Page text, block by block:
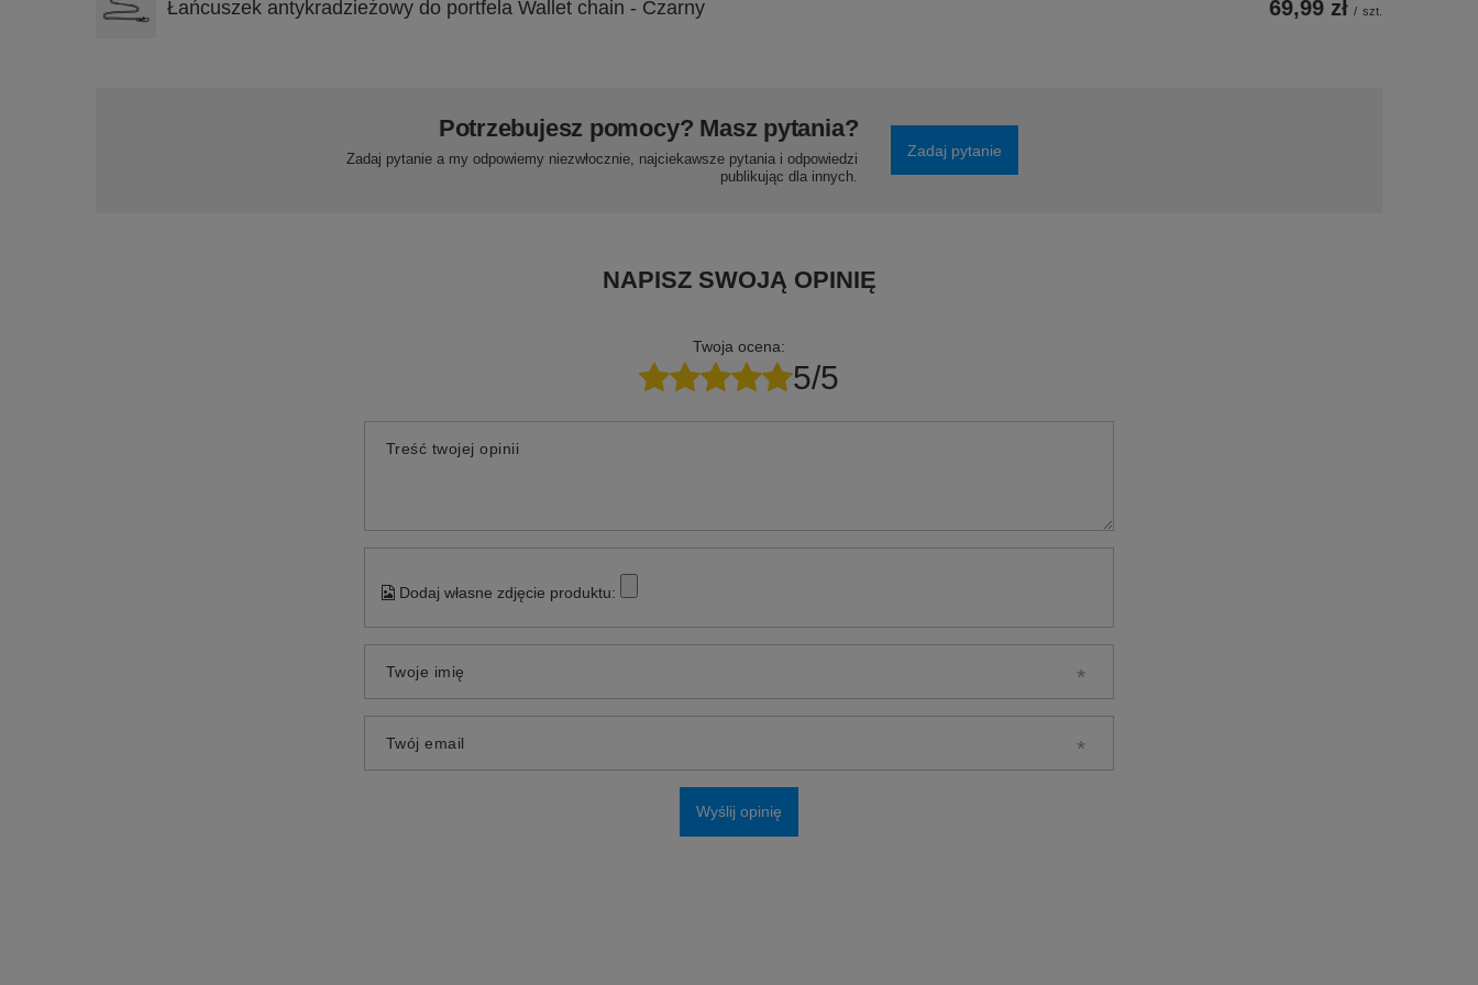
Łańcuszek antykradzieżowy do portfela Wallet chain - Czarny 69,99 zł / szt.
Potrzebujesz pomocy? Masz pytania?
Zadaj pytanie a my odpowiemy niezwłocznie, najciekawsze pytania i odpowiedzi
publikując dla innych.
Zadaj pytanie
NAPISZ SWOJĄ OPINIĘ
Twoja ocena:
5/5
Treść twojej opinii
Dodaj własne zdjęcie produktu:
Twoje imię
Twój email
Wyślij opinię